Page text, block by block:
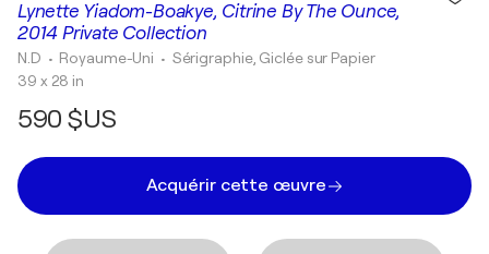
Lynette Yiadom-Boakye, Citrine By The Ounce,
2014 Private Collection
N.D • Royaume-Uni • Sérigraphie, Giclée sur Papier
39 x 28 in
590 $US
Acquérir cette œuvre